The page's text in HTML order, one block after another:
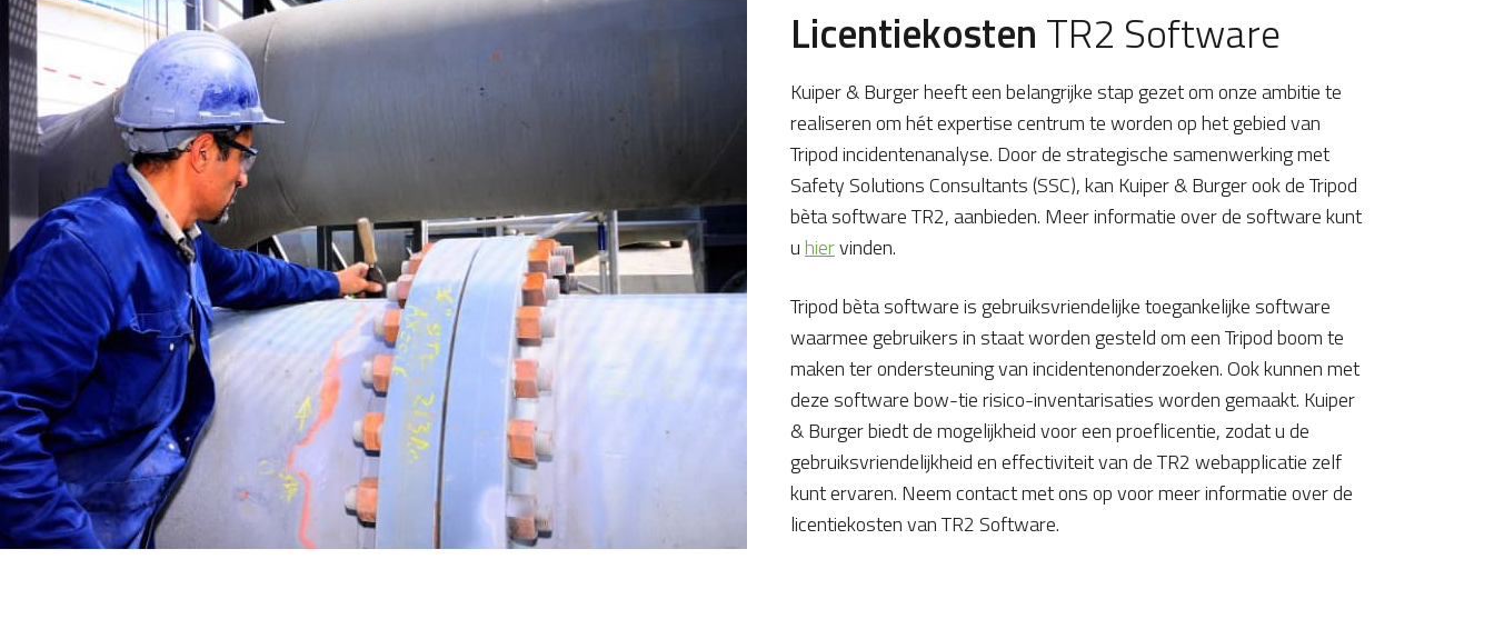
Licentiekosten TR2 Software
Kuiper & Burger heeft een belangrijke stap gezet om onze ambitie te
realiseren om hét expertise centrum te worden op het gebied van
Tripod incidentenanalyse. Door de strategische samenwerking met
Safety Solutions Consultants (SSC), kan Kuiper & Burger ook de Tripod
bèta software TR2, aanbieden. Meer informatie over de software kunt
uhiervinden.
Tripod bèta software is gebruiksvriendelijke toegankelijke software
waarmee gebruikers in staat worden gesteld om een Tripod boom te
maken ter ondersteuning van incidentenonderzoeken. Ook kunnen met
deze software bow-tie risico-inventarisaties worden gemaakt. Kuiper
& Burger biedt de mogelijkheid voor een proeflicentie, zodat u de
gebruiksvriendelijkheid en effectiviteit van de TR2 webapplicatie zelf
kunt ervaren. Neem contact met ons op voor meer informatie over de
licentiekosten van TR2 Software.